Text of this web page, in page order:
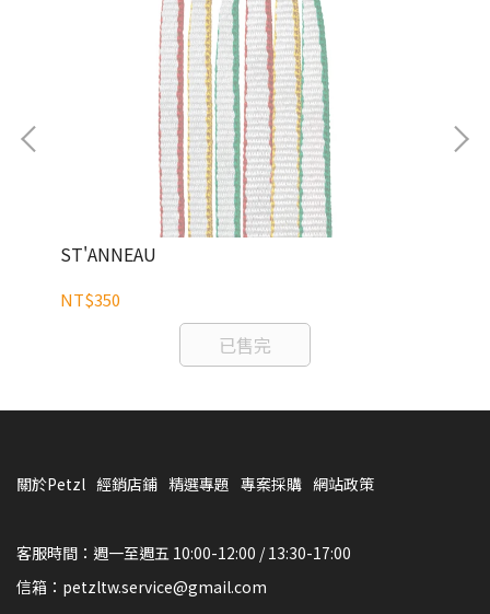
ST'ANNEAU
NT$350
已售完
關於Petzl 經銷店鋪 精選專題 專案採購 網站政策
客服時間：週一至週五 10:00-12:00 / 13:30-17:00
信箱：petzltw.service@gmail.com